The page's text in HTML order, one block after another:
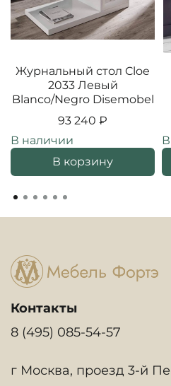
Журнальный стол Cloe
2033 Левый
Blanco/Negro Disemobel
93 240 ₽
В наличии
В корзину
Контакты
8 (495) 085-54-57
г Москва, проезд 3-й